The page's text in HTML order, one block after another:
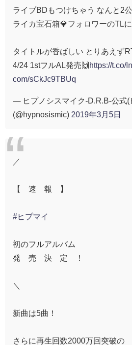
ライブBDもつけちゃう なんと2
ライカ宝石箱💎フォロワーのTL
タイトルが香ばしい とりあえず
4/24 1stフルAL発売🙌 https://t.co/
com/sCkJc9TBUq
— ヒプノシスマイク-D.R.B-公式(
(@hypnosismic) 2019年3月5日
／
【 速 報 】
#ヒプマイ
初のフルアルバム
発 売 決 定 ！
＼
新曲は5曲！
さらに再生回数2000万回突破の